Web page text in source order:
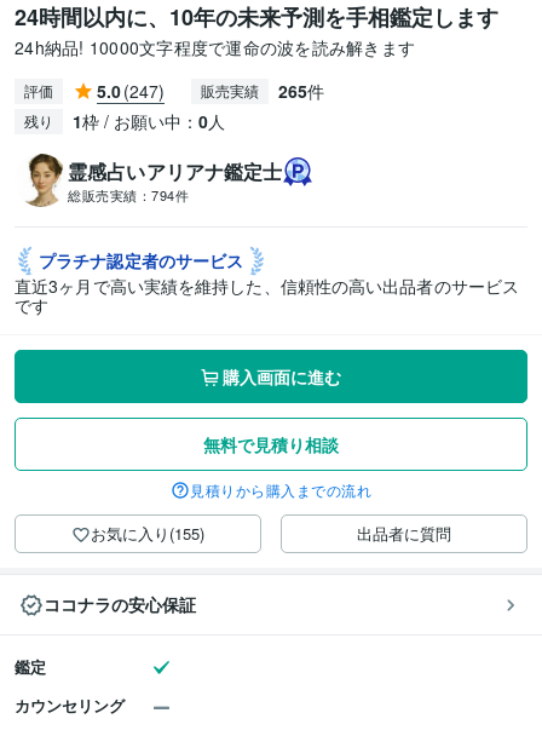
24時間以内に、10年の未来予測を手相鑑定します
24h納品! 10000文字程度で運命の波を読み解きます
評価 5.0(247) 販売実績 265件
残り 1枠 / お願い中： 0人
霊感占いアリアナ鑑定士
総販売実績： 794件
プラチナ認定者のサービス
直近3ヶ月で高い実績を維持した、信頼性の高い出品者のサービス
です
購入画面に進む
無料で見積り相談
見積りから購入までの流れ
お気に入り(155) 出品者に質問
ココナラの安心保証
鑑定
カウンセリング